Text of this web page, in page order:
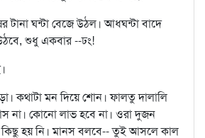
টানা ঘন্টা বেজে উঠল। আধঘন্টা বাদে
উঠবে, শুধু একবার --ঢং!
কথাটা মন দিয়ে শোন। ফালতু দালালি
না। কোনো লাভ হবে না। ওরা দুজন
হয় নি। মানস বলবে-- তুই আসলে কাল